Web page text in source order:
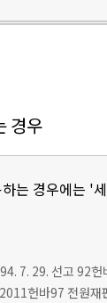
경우
는 경우에는 '
7. 29. 선고 92
헌바97 전원재